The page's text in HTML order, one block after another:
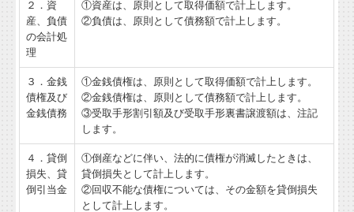
２．資
産、負債
の会計処
理
①資産は、原則として取得価額で計上します。
②負債は、原則として債務額で計上します。
３．金銭
債権及び
金銭債務
①金銭債権は、原則として取得価額で計上します。
②金銭債権は、原則として債務額で計上します。
③受取手形割引額及び受取手形裏書譲渡額は、注記
します。
４．貸倒
損失、貸
倒引当金
①倒産などに伴い、法的に債権が消滅したときは、
貸倒損失として計上します。
②回収不能な債権については、その金額を貸倒損失
として計上します。